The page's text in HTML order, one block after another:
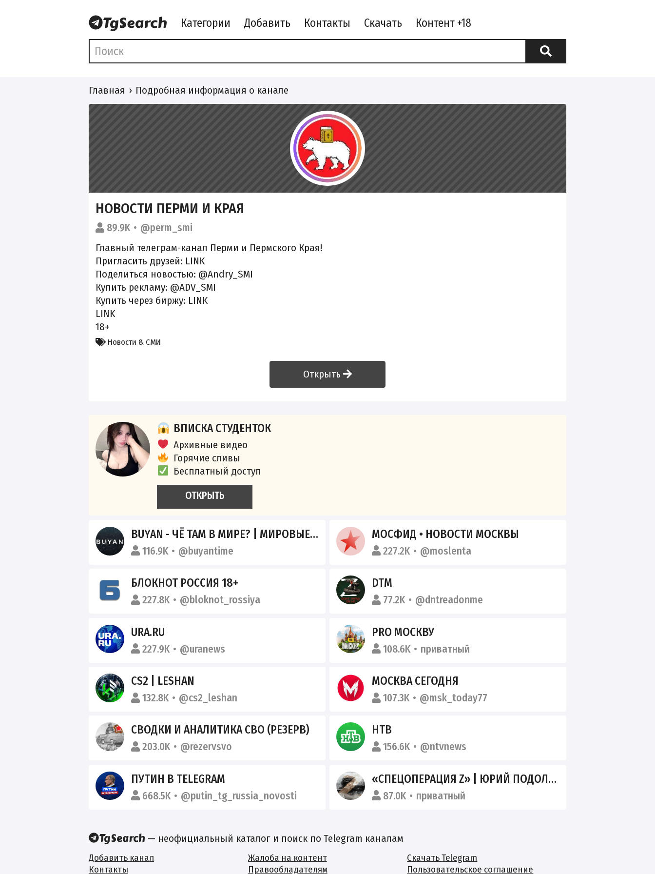
Категории Добавить Контакты Скачать
Главная Подробная информация о канале
НОВОСТИ ПЕРМИ И КРАЯ
89.9K
@perm_smi
Главный телеграм-канал Перми и Пермского Края!
Пригласить друзей: LINK
Поделиться новостью: @Andry_SMI
Купить рекламу: @ADV_SMI
Купить через биржу: LINK
LINK
18+
Новости & СМИ
Открыть
ВПИСКА СТУДЕНТОК
Архивные видео
Горячие сливы
Бесплатный доступ
ОТКРЫТЬ
BUYAN - ЧЁ ТАМ В МИРЕ? | МИРОВЫЕ НОВОСТИ
116.9K @buyantime
МОСФИД • НОВОСТИ МОСКВЫ
227.2K @moslenta
БЛОКНОТ РОССИЯ 18+
227.8K @bloknot_rossiya
DTM
77.2K @dntreadonme
URA.RU
227.9K @uranews
PRO МОСКВУ
108.6K приватный
CS2 | LESHAN
132.8K @cs2_leshan
МОСКВА СЕГОДНЯ
107.3K @msk_today77
СВОДКИ И АНАЛИТИКА СВО (РЕЗЕРВ)
203.0K @rezervsvo
НТВ
156.6K @ntvnews
ПУТИН В TELEGRAM
668.5K @putin_tg_russia_novosti
«СПЕЦОПЕРАЦИЯ Z» | ЮРИЙ ПОДОЛЯКА+
87.0K приватный
— неофициальный каталог и поиск по Telegram каналам
Добавить канал
Контакты
Жалоба на контент
Правообладателям
Скачать Telegram
Пользовательское соглашение